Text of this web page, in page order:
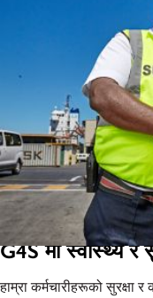
G4S मा स्वास्थ्य र
हाम्रा कर्मचारीहरूको सुरक्षा